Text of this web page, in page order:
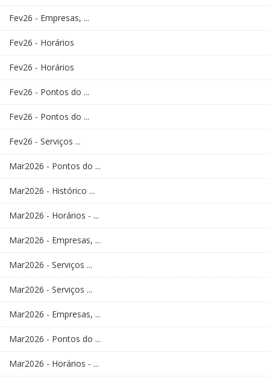
Fev26 - Empresas, ...
Fev26 - Horários
Fev26 - Horários
Fev26 - Pontos do ...
Fev26 - Pontos do ...
Fev26 - Serviços ...
Mar2026 - Pontos do ...
Mar2026 - Histórico ...
Mar2026 - Horários - ...
Mar2026 - Empresas, ...
Mar2026 - Serviços ...
Mar2026 - Serviços ...
Mar2026 - Empresas, ...
Mar2026 - Pontos do ...
Mar2026 - Horários - ...